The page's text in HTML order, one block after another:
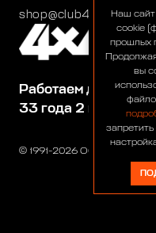
© 1991-2026 ООО «Сервис
Работаем для вас:
33 года 2 месяца
shop@club4x4.ruНаш
cookie
прошлых
вы